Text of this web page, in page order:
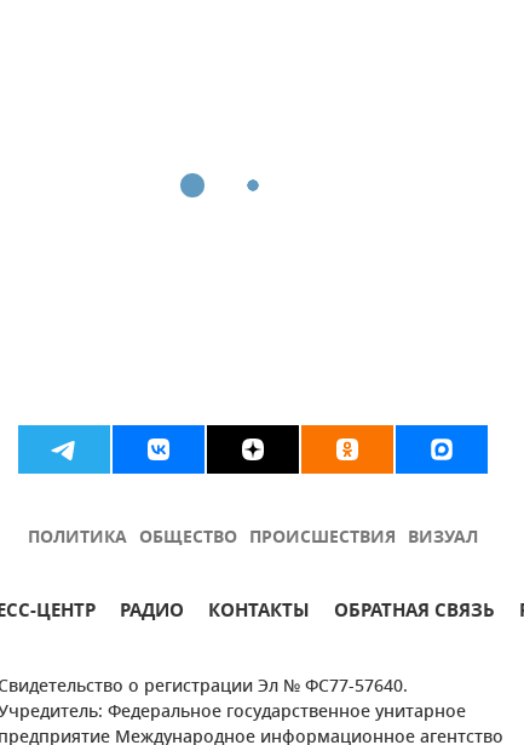
ПОЛИТИКА ОБЩЕСТВО ПРОИСШЕСТВИЯ ВИЗУАЛ
ЦЕНТР РАДИО КОНТАКТЫ ОБРАТНАЯ СВЯЗЬ
о регистрации Эл № ФС77-57640.
Федеральное государственное унитарное
предприятие Международное информационное агентство